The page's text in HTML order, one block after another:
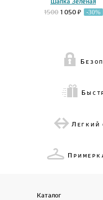
1500 1 050 ₽ -30%
Б
Б
Л ЕГКИЙ
П
Каталог